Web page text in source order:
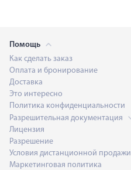
Помощь
Как сделать заказ
Оплата и бронирование
Доставка
Это интересно
Политика конфиденциальности
Разрешительная документация
Лицензия
Разрешение
Условия дистанционной продажи
Маркетинговая политика